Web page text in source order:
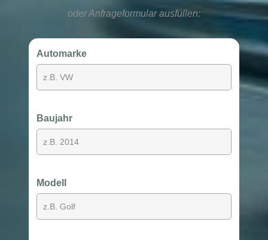
oder Anfrageformular ausfüllen:
Automarke
Baujahr
Modell